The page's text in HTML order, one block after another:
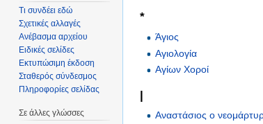
*
Άγιος
Αγιολογία
Αγίων Χοροί
|
Αναστάσιος ο
Τι συνδέει εδώ
Σχετικές αλλαγές
Ανέβασμα αρχείου
Ειδικές σελίδες
Εκτυπώσιμη έκδοση
Σταθερός σύνδεσμος
Πληροφορίες σελίδας
Σε άλλες γλώσσες